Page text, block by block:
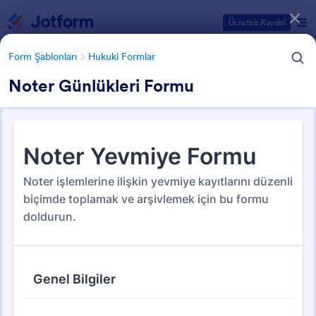
Ücretsiz Kaydol
Form Şablonları Hukuki Formlar
Noter Günlükleri Formu
Form Şablonları Hukuki Formlar
Yasal Form Şablonları
91 Şablon
Form Şablonu Kategorileri